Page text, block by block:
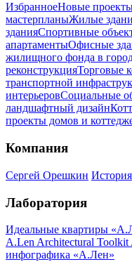
ИзбранноеНовые
мастерпланыЖилые
зданияСпортивные
апартаментыОфисные
жилищного фонда в
реконструкцияТорговые
транспортной
интерьеровСоциальные
ландшафтный дизайн
проекты домов и
Компания
Сергей Орешкин История
Лаборатория
Идеальные квартиры
A.Len Architectural Toolkit
инфографика «А.Лен»